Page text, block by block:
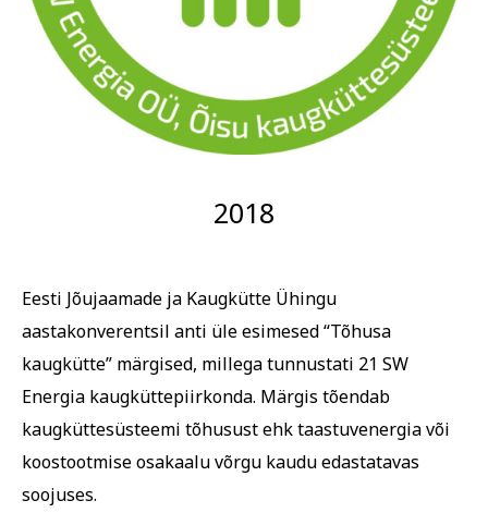
2018
Eesti Jõujaamade ja Kaugkütte Ühingu
aastakonverentsil anti üle esimesed “Tõhusa
kaugkütte” märgised, millega tunnustati 21 SW
Energia kaugküttepiirkonda. Märgis tõendab
kaugküttesüsteemi tõhusust ehk taastuvenergia või
koostootmise osakaalu võrgu kaudu edastatavas
soojuses.